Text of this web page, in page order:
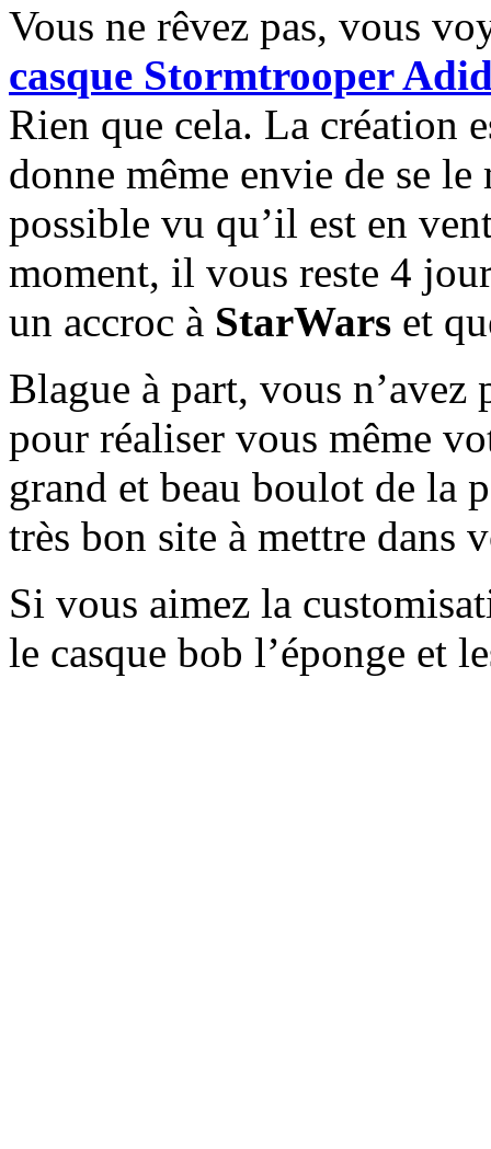
Vous ne rêvez pas, vous
casque Stormtrooper
Rien que cela. La création
donne même envie de se
possible vu qu’il est en
moment, il vous reste 4
un accroc à StarWars et
Blague à part, vous n’avez
pour réaliser vous même
grand et beau boulot de la
très bon site à mettre dans
Si vous aimez la
le casque bob l’éponge et